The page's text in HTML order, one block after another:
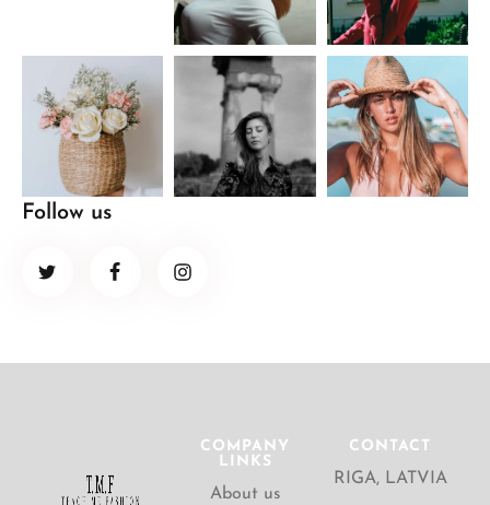
Follow us
COMPANY
LINKS
About us
CONTACT
RIGA, LATVIA